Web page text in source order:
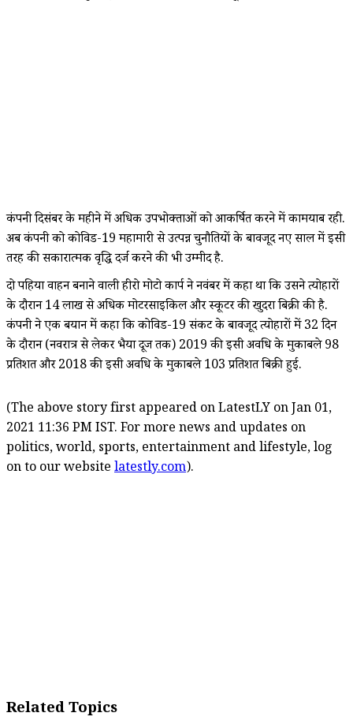
कंपनी दिसंबर के महीने में अधिक उपभोक्ताओं को आकर्षित करने में कामयाब रही.
अब कंपनी को कोविड-19 महामारी से उत्पन्न चुनौतियों के बावजूद नए साल में इसी
तरह की सकारात्मक वृद्धि दर्ज करने की भी उम्मीद है.
दो पहिया वाहन बनाने वाली हीरो मोटो कार्प ने नवंबर में कहा था कि उसने त्योहारों
के दौरान 14 लाख से अधिक मोटरसाइकिल और स्कूटर की खुदरा बिक्री की है.
कंपनी ने एक बयान में कहा कि कोविड-19 संकट के बावजूद त्योहारों में 32 दिन
के दौरान (नवरात्र से लेकर भैया दूज तक) 2019 की इसी अवधि के मुकाबले 98
प्रतिशत और 2018 की इसी अवधि के मुकाबले 103 प्रतिशत बिक्री हुई.
(The above story first appeared on LatestLY on Jan 01,
2021 11:36 PM IST. For more news and updates on
politics, world, sports, entertainment and lifestyle, log
on to our website latestly.com).
Related Topics